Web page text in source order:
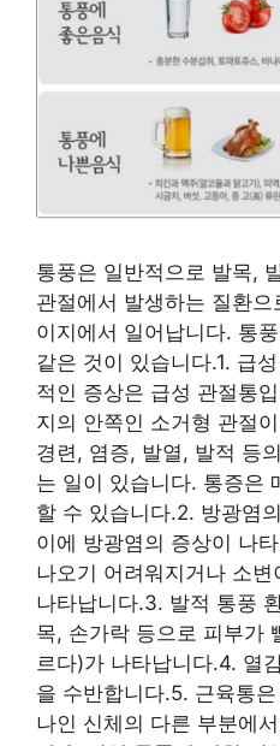
통풍은 일반적으로 발목,
관절에서 발생하는 질환
이지에서 일어납니다. 통
같은 것이 있습니다.1. 급
적인 증상은 급성 관절통
지의 안쪽인 소거형 관절
경련, 염증, 발열, 발적 등
는 일이 있습니다. 통증은
할 수 있습니다.2. 방광염
이에 방광염의 증상이 나
나오기 어려워지거나 소
나타납니다.3. 발적 통풍
목, 손가락 등으로 피부가
르다)가 나타납니다.4. 열
을 수반합니다.5. 근육통
나인 신체의 다른 부분에